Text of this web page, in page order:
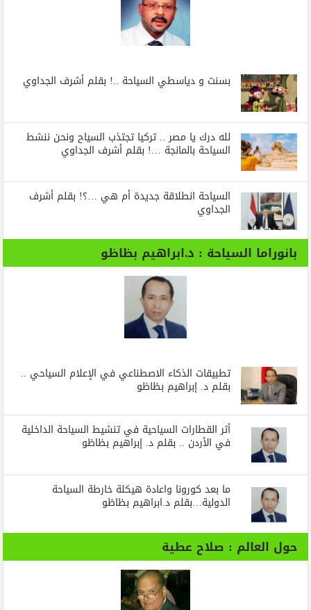
بسنت و دياسطي السياحة ..! بقلم أشرف الجداوي
لله درك يا مصر .. تركيا تجتذب السياح ونحن ننشط
السياحة بالمانجة …! بقلم أشرف الجداوي
السياحة انطلاقة جديدة أم هي …؟! بقلم أشرف
الجداوي
بانوراما السياحة : د.ابراهيم بظاظو
تطبيقات الذكاء الاصطناعي في الإعلام السياحي ..
بقلم د. إبراهيم بظاظو
أثر القطارات السياحية في تنشيط السياحة الداخلية
في الأردن .. بقلم د. إبراهيم بظاظو
ما بعد كورونا واعادة هيكلة خارطة السياحة
الدولية…بقلم د.ابراهيم بظاظو
حول العالم : صلاح عطية